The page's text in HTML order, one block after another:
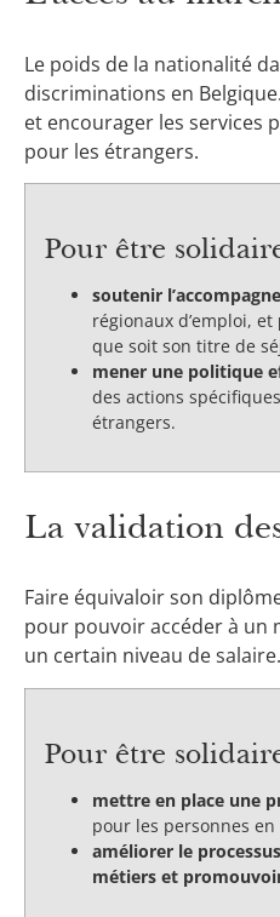
Le poids de la nationalité
discriminations en
et encourager les services
pour les étrangers.
Pour être
soutenir
régionaux d’emploi, et
que soit son titre de
mener une politique
des actions
étrangers.
La validation
Faire équivaloir son
pour pouvoir accéder à un
un certain niveau de salaire.
Pour être
mettre en place une
pour les personnes
améliorer le
métiers et